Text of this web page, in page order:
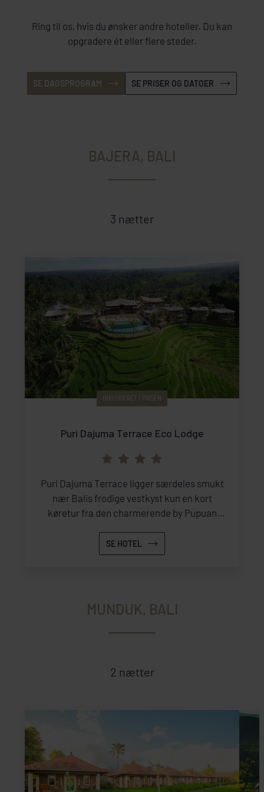
Ring til os, hvis du ønsker andre hoteller. Du kan
opgradere ét eller flere steder.
SE DAGSPROGRAM SE PRISER OG DATOER
BAJERA, BALI
3 nætter
INKLUDERET I PRISEN
Puri Dajuma Terrace Eco Lodge
Puri Dajuma Terrace ligger særdeles smukt
nær Balis frodige vestkyst kun en kort
køretur fra den charmerende by Pupuan
kun 22 smagfuldt indrettede værelser, der
tilbyder en spektakulær udsigt.
SE HOTEL
MUNDUK, BALI
2 nætter